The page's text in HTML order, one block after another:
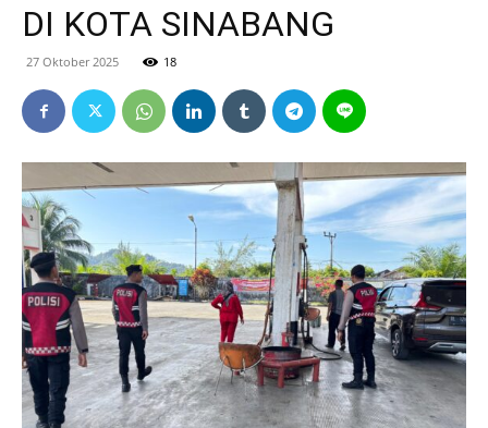
DI KOTA SINABANG
27 Oktober 2025 18